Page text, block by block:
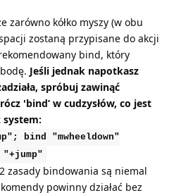
zarówno kółko myszy (w obu
zostaną przypisane do akcji
bind, który
Jeśli jednak napotkasz
spróbuj zawinąć
'bind’ w cudzysłów, co jest
system:
bind "mwheeldown"
zasady bindowania są niemal
powinny działać bez